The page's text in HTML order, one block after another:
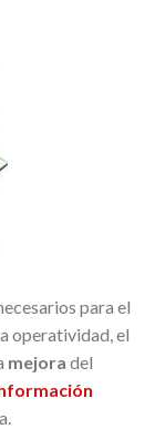
para el
operatividad, el
mejora del